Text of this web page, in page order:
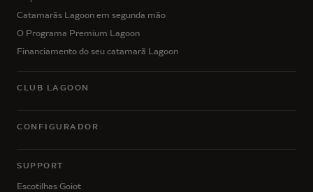
Catamarãs Lagoon em segunda mão
O Programa Premium Lagoon
Financiamento do seu catamarã Lagoon
CLUB LAGOON
CONFIGURADOR
SUPPORT
Escotilhas Goiot